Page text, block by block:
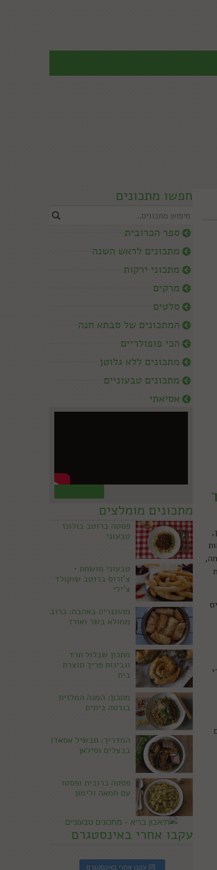
חפשו מתכונים
ספר הכרובית
מתכונים לראש השנה
מתכוני ירקות
מרקים
סלטים
המתכונים של סבתא חנה
הכי פופולריים
מתכונים ללא גלוטן
מתכונים טבעוניים
אסיאתי
מתכונים מומלצים
פסטה ברוטב בולונז
טבעוני
טבעוני מושחת •
צ'ורוס ברוטב שוקולד
צ'ילי
מהונגריה באהבה: כרוב
ממולא בשר ואורז
מתכון שבלול תרד
וגבינות פריך תוצרת
בית
מתכון: המנה המלזית
בגרסה ביתית
המדריך: תבשיל אסאדו
בבצלים וסילאן
פסטה כרובית ופסטו
עם חמאה ולימון
עקבו אחרי באינסטגרם
עקבו אחרי באינסטגרם